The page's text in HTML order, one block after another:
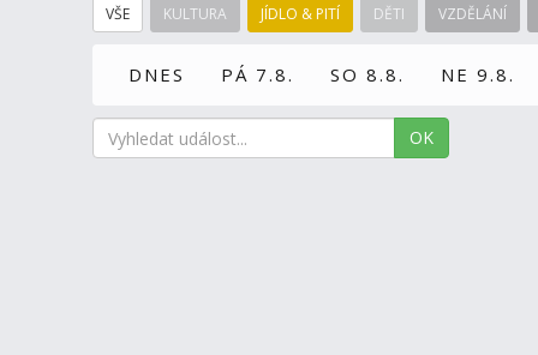
VŠE KULTURA JÍDLO & PITÍ DĚTI VZDĚLÁNÍ
DNES PÁ 7.8. SO 8.8. NE 9.8.
OK